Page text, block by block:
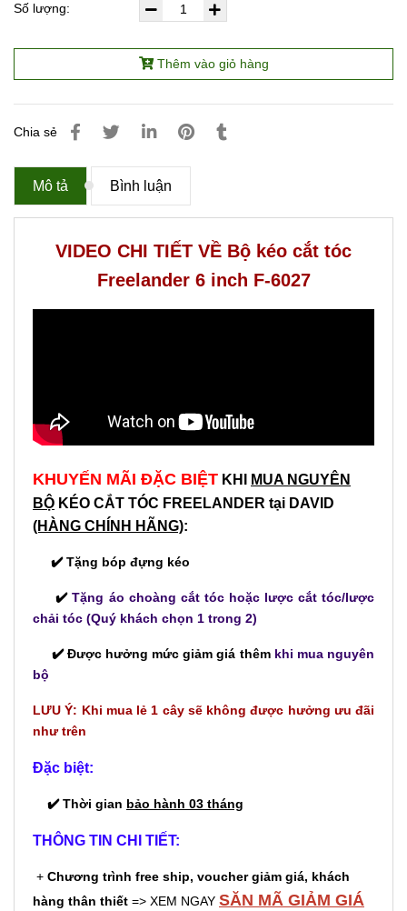
Số lượng:
Thêm vào giỏ hàng
Chia sẻ
Mô tả Bình luận
VIDEO CHI TIẾT VỀ Bộ kéo cắt tóc
Freelander 6 inch F-6027
KHUYẾN MÃI ĐẶC BIỆT KHI
MUA NGUYÊN
BỘ KÉO CẮT TÓC FREELANDER tại DAVID
(HÀNG CHÍNH HÃNG):
✔️ Tặng bóp đựng kéo
✔️Tặng áo choàng cắt tóc hoặc lược cắt tóc/lược
chải tóc (Quý khách chọn 1 trong 2)
✔️ Được hưởng mức giảm giá thêmkhi mua nguyên
bộ
LƯU Ý: Khi mua lẻ 1 cây sẽ không được hưởng ưu đãi
như trên
Đặc biệt:
✔️ Thời gian bảo hành 03 tháng
THÔNG TIN CHI TIẾT:
+ Chương trình free ship, voucher giảm giá, khách
hàng thân thiết => XEM NGAY SĂN MÃ GIẢM GIÁ